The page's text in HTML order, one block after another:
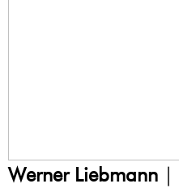
Werner Liebmann |